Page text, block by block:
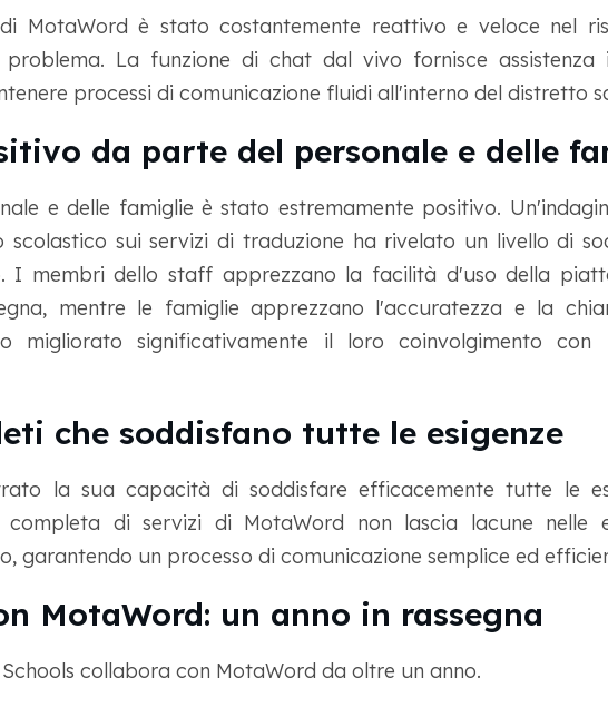
MotaWord è stato costantemente reattivo e veloce nel
La funzione di chat dal vivo fornisce assistenza
processi di comunicazione fluidi all'interno del distretto
da parte del personale e delle
e delle famiglie è stato estremamente positivo.
sui servizi di traduzione ha rivelato un livello di
I membri dello staff apprezzano la facilità d'uso della
mentre le famiglie apprezzano l'accuratezza e la
migliorato significativamente il loro coinvolgimento con
che soddisfano tutte le esigenze
la sua capacità di soddisfare efficacemente tutte le
di servizi di MotaWord non lascia lacune nelle
garantendo un processo di comunicazione semplice ed
MotaWord: un anno in rassegna
collabora con MotaWord da oltre un anno.